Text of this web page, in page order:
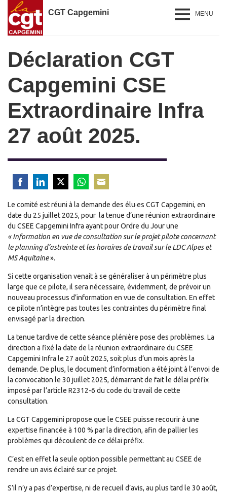
CGT Capgemini MENU
Déclaration CGT
Capgemini CSE
Extraordinaire Infra
27 août 2025.
on
Facebook
on
LinkedIn
on
Twitter
on
WhatsApp
on
Email
Le comité est réuni à la demande des élu·es CGT Capgemini, en
date du 25 juillet 2025, pour la tenue d’une réunion extraordinaire
du CSEE Capgemini Infra ayant pour Ordre du Jour une
« Information en vue de consultation sur le projet pilote concernant
le planning d’astreinte et les horaires de travail sur le LDC Alpes et
MS Aquitaine».
Si cette organisation venait à se généraliser à un périmètre plus
large que ce pilote, il sera nécessaire, évidemment, de prévoir un
nouveau processus d’information en vue de consultation. En effet
ce pilote n’intègre pas toutes les contraintes du périmètre final
envisagé par la direction.
La tenue tardive de cette séance plénière pose des problèmes. La
direction a fixé la date de la réunion extraordinaire du CSEE
Capgemini Infra le 27 août 2025, soit plus d’un mois après la
demande. De plus, le document d’information a été joint à l’envoi de
la convocation le 30 juillet 2025, démarrant de fait le délai préfix
imposé par l’article R2312-6 du code du travail de cette
consultation.
La CGT Capgemini propose que le CSEE puisse recourir à une
expertise financée à 100 % par la direction, afin de pallier les
problèmes qui découlent de ce délai préfix.
C’est en effet la seule option possible permettant au CSEE de
rendre un avis éclairé sur ce projet.
S’il n’y a pas d’expertise, ni de recueil d’avis, au plus tard le 30 août,